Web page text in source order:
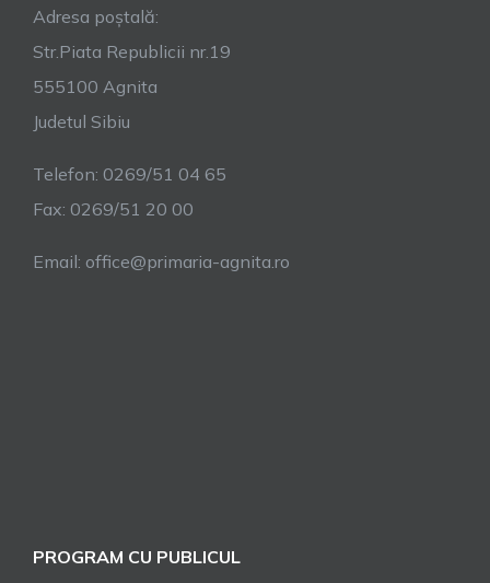
Adresa poștală:
Str.Piata Republicii nr.19
555100 Agnita
Judetul Sibiu
Telefon: 0269/51 04 65
Fax: 0269/51 20 00
Email: office@primaria-agnita.ro
PROGRAM CU PUBLICUL